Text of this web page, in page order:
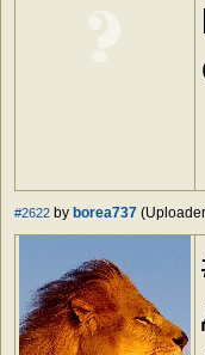
#2622 by borea737